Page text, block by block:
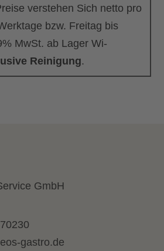
verstehen Sich netto pro
bzw. Freitag bis
MwSt. ab Lager Wi-
Reinigung.
GmbH
gastro.de